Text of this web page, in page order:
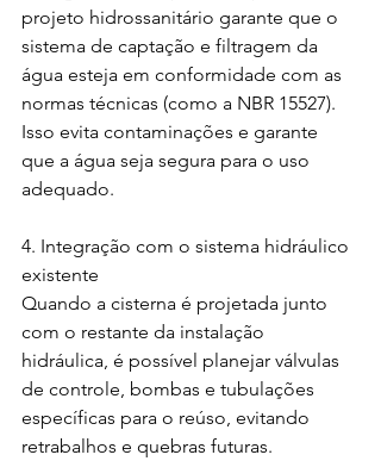
projeto hidrossanitário garante que o
sistema de captação e filtragem da
água esteja em conformidade com as
normas técnicas (como a NBR 15527).
Isso evita contaminações e garante
que a água seja segura para o uso
adequado.
4. Integração com o sistema hidráulico
existente
Quando a cisterna é projetada junto
com o restante da instalação
hidráulica, é possível planejar válvulas
de controle, bombas e tubulações
específicas para o reúso, evitando
retrabalhos e quebras futuras.